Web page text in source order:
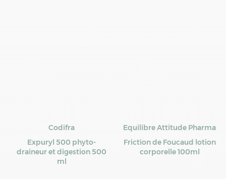
Codifra
Expuryl 500 phyto-
draineur et digestion 500
ml
Equilibre Attitude Pharma
Friction de Foucaud lotion
corporelle 100ml